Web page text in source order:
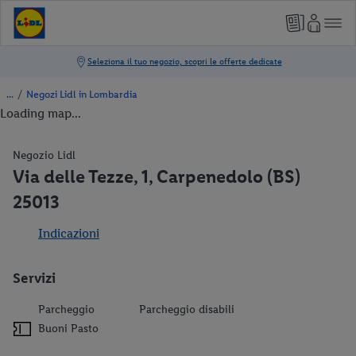
/ Negozi Lidl in Lombardia
Loading map...
Negozio Lidl
Via delle Tezze, 1, Carpenedolo (BS)
25013
Indicazioni
Servizi
Parcheggio
Parcheggio disabili
Buoni Pasto